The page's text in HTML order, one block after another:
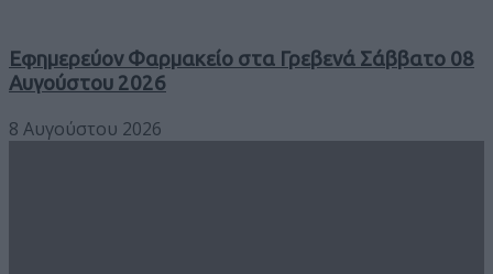
Εφημερεύον Φαρμακείο στα Γρεβενά Σάββατο 08
Αυγούστου 2026
8 Αυγούστου 2026